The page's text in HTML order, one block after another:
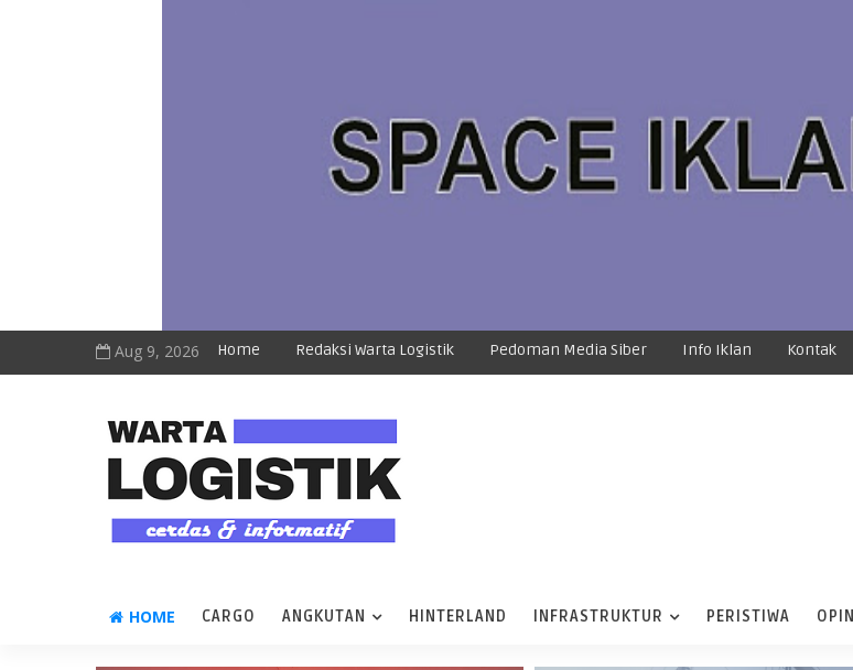
Aug 9, 2026 Home Redaksi Warta Logistik Pedoman Media Siber Info Iklan Kontak
HOME CARGO ANGKUTAN HINTERLAND INFRASTRUKTUR PERISTIWA OPINI